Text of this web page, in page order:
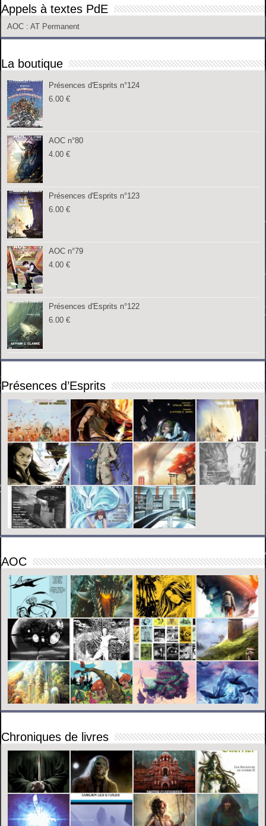
Appels à textes PdE
AOC : AT Permanent
La boutique
Présences d'Esprits n°124
6.00€
AOC n°80
4.00€
Présences d'Esprits n°123
6.00€
AOC n°79
4.00€
Présences d'Esprits n°122
6.00€
Présences d’Esprits
AOC
Chroniques de livres